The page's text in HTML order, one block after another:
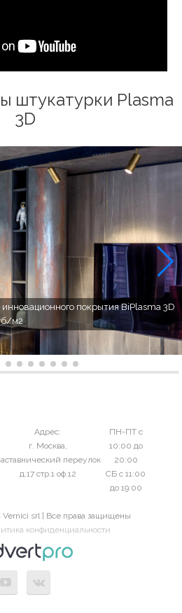
штукатурки Plasma
3D
покрытия BiPlasma 3D
м2
Адрес:
г. Москва,
переулок
д.17 стр.1 оф.12
ПН-ПТ с
10:00 до
20:00
СБ с 11:00
до 19:00
srl | Все права защищены
конфиденциальности